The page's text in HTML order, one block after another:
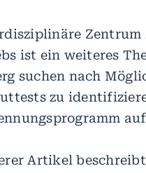
ist ein weiteres
suchen nach
zu
Artikel